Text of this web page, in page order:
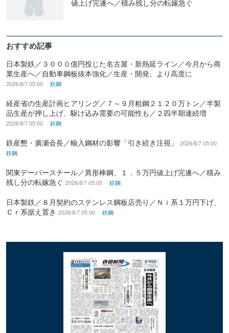
値上げ完遂へ／積み残し分の転嫁急ぐ
おすすめ記事
日本製鉄／３０００億円投じた名古屋・新熱延ライン／今月から商
業生産へ／自動車鋼板抜本強化／生産・開発、より高度に
2026/8/7 05:00 鉄鋼
経産省の生産計画ヒアリング／７～９月粗鋼２１２０万トン／半製
品生産が押し上げ、駆け込み需要の可能性も／２四半期連続増
2026/8/7 05:00 鉄鋼
鉄産懇・廣瀬会長／輸入鋼材の影響「引き続き注視」
2026/8/7 05:00
鉄鋼
関東デーバースチール／異形棒鋼、１．５万円値上げ完遂へ／積み
残し分の転嫁急ぐ 2026/8/7 05:00 鉄鋼
日本製鉄／８月契約のステンレス鋼板店売り／Ｎｉ系１万円下げ、
Ｃｒ系据え置き 2026/8/7 05:00 鉄鋼